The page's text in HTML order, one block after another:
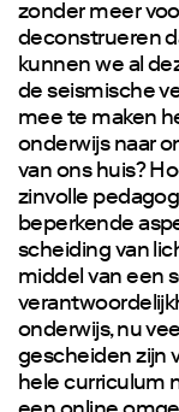
zonder meer
deconstrueren
kunnen we al
de seismische
mee te maken
onderwijs naar
van ons huis?
zinvolle
beperkende
scheiding van
middel van een
onderwijs, nu
gescheiden zijn
hele curriculum